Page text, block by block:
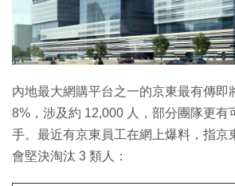
內地最大網購平台之一的京東最有傳即
8%，涉及約 12,000 人，部分團隊更有
手。最近有京東員工在網上爆料，指京
會堅決淘汰 3 類人：